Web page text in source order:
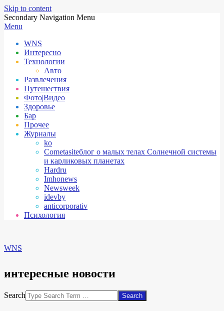
Skip to content
Secondary Navigation Menu
Menu
WNS
Интересно
Технологии
Авто
Развлечения
Путешествия
Фото|Видео
Здоровье
Бар
Прочее
Журналы
ko
Cometasiteблог о малых телах Солнечной системы
и карликовых планетах
Hardru
Imhonews
Newsweek
idevby
anticorporativ
Психология
WNS
интересные новости
Search